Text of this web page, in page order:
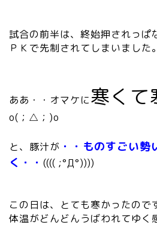
試合の前半は、終始押されっぱ
ＰＫで先制されてしまいました。
ああ・・オマケに寒くて
o(；△；)o
と、豚汁が ・・ものすごい
く・・ (((( ;°Д°))))
この日は、とても寒かったので
体温がどんどんうばわれてゆく